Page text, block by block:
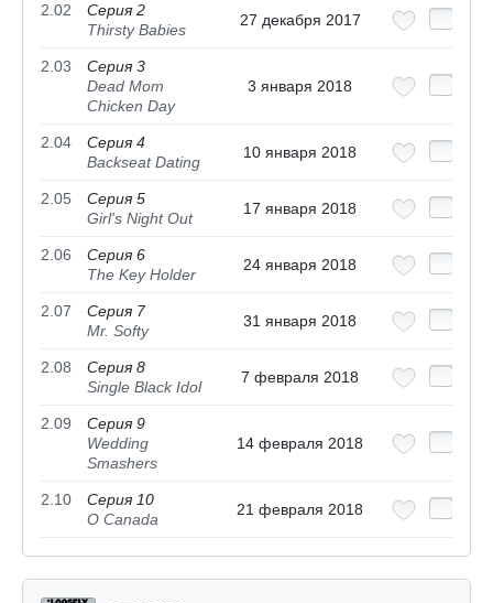
2.02
Серия 2
Thirsty Babies
27 декабря 2017
2.03
Серия 3
Dead Mom
Chicken Day
3 января 2018
2.04
Серия 4
Backseat Dating
10 января 2018
2.05
Серия 5
Girl's Night Out
17 января 2018
2.06
Серия 6
The Key Holder
24 января 2018
2.07
Серия 7
Mr. Softy
31 января 2018
2.08
Серия 8
Single Black Idol
7 февраля 2018
2.09
Серия 9
Wedding
Smashers
14 февраля 2018
2.10
Серия 10
O Canada
21 февраля 2018